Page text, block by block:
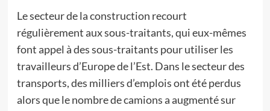
Le secteur de la construction recourt
régulièrement aux sous-traitants, qui eux-mêmes
font appel à des sous-traitants pour utiliser les
travailleurs d’Europe de l’Est. Dans le secteur des
transports, des milliers d’emplois ont été perdus
alors que le nombre de camions a augmenté sur